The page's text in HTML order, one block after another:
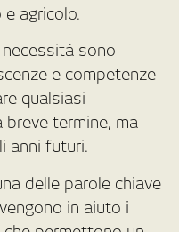
agricolo.
sono
e competenze
qualsiasi
termine, ma
anni futuri.
delle parole chiave
in aiuto i